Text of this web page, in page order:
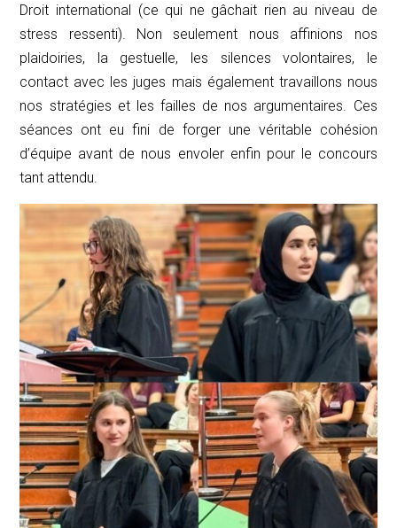
Droit international (ce qui ne gâchait rien au niveau de
stress ressenti). Non seulement nous affinions nos
plaidoiries, la gestuelle, les silences volontaires, le
contact avec les juges mais également travaillons nous
nos stratégies et les failles de nos argumentaires. Ces
séances ont eu fini de forger une véritable cohésion
d’équipe avant de nous envoler enfin pour le concours
tant attendu.